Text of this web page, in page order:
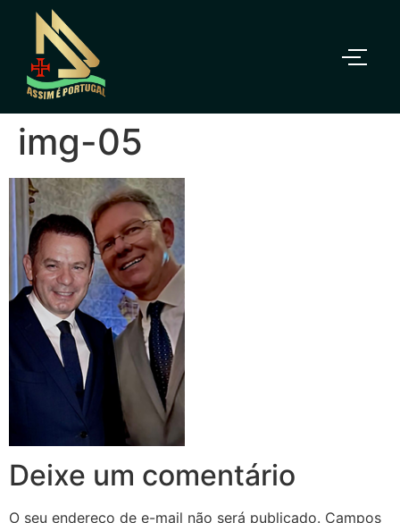
img-05
Deixe um comentário
O seu endereço de e-mail não será publicado. Campos